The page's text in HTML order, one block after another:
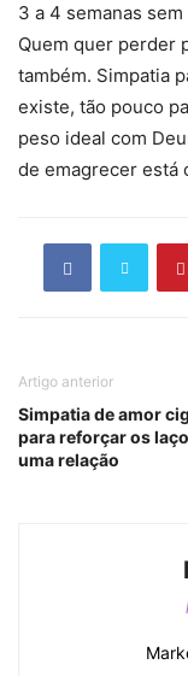
3 a 4 semanas
Quem quer perder
também. Simpatia
existe, tão pouco
peso ideal com
de emagrecer está
Artigo anterior
Simpatia de amor
para reforçar os
uma relação